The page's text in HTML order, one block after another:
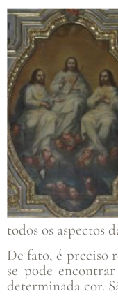
todos os aspectos
De fato, é preciso
se pode
determinada cor.